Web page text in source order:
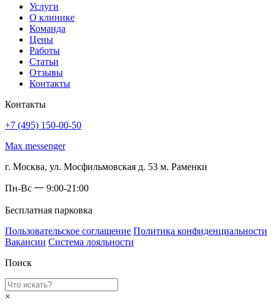
Услуги
О клинике
Команда
Цены
Работы
Статьи
Отзывы
Контакты
Контакты
+7 (495) 150-00-50
Max messenger
г. Москва, ул. Мосфильмовская д. 53 м. Раменки
Пн-Вс 一 9:00-21:00
Бесплатная парковка
Пользовательское соглашение Политика конфиденциальности
Вакансии Система лояльности
Поиск
×